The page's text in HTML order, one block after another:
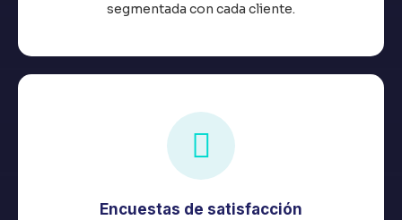
segmentada con cada cliente.
Encuestas de satisfacción